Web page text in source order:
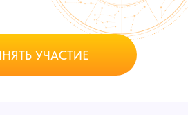
УЧАСТИЕ